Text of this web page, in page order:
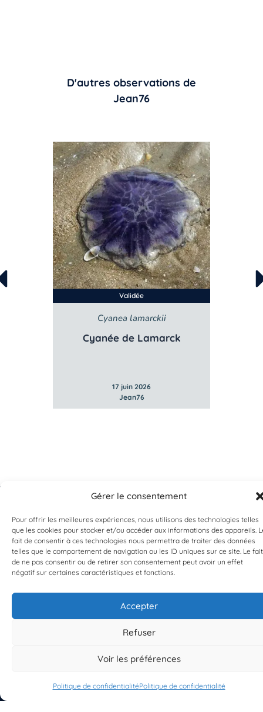
Gérer le consentement
Pour offrir les meilleures expériences, nous utilisons des technologies telles
que les cookies pour stocker et/ou accéder aux informations des appareils.
fait de consentir à ces technologies nous permettra de traiter des données
telles que le comportement de navigation ou les ID uniques sur ce site. Le fait
de ne pas consentir ou de retirer son consentement peut avoir un effet
négatif sur certaines caractéristiques et fonctions.
Accepter
Refuser
Voir les préférences
Politique de confidentialitéPolitique de confidentialité
D'autres observations de
Jean76
Validée
Cyanea lamarckii
Cyanée de Lamarck
17 juin 2026
Jean76
EST UN PROGRAMME DE
S'INSCRIRE À LA NEWSLETTER